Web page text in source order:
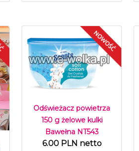
Odświeżacz powietrza
150 g żelowe kulki
Bawełna NT543
6.00 PLN netto